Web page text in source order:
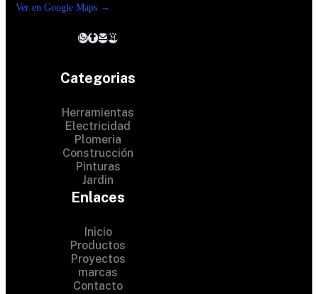
Ver en Google Maps →
Categorias
Herramientas
Electricidad
Plomeria
Construcción
Pinturas
Jardin
Enlaces
Inicio
Productos
Proyectos
marcas
Contacto